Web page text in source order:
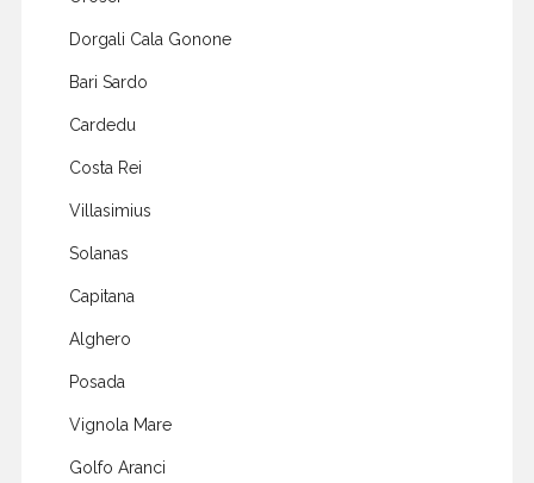
Dorgali Cala Gonone
Bari Sardo
Cardedu
Costa Rei
Villasimius
Solanas
Capitana
Alghero
Posada
Vignola Mare
Golfo Aranci